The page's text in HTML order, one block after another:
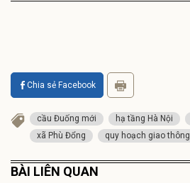
Chia sẻ Facebook
cầu Đuống mới hạ tầng Hà Nội
xã Phù Đổng
quy hoạch giao thông
BÀI LIÊN QUAN